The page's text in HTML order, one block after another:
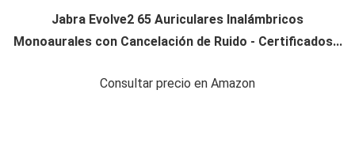
Jabra Evolve2 65 Auriculares Inalámbricos
Monoaurales con Cancelación de Ruido - Certificados...
Consultar precio en Amazon